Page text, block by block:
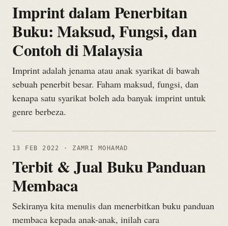
Imprint dalam Penerbitan
Buku: Maksud, Fungsi, dan
Contoh di Malaysia
Imprint adalah jenama atau anak syarikat di bawah
sebuah penerbit besar. Faham maksud, fungsi, dan
kenapa satu syarikat boleh ada banyak imprint untuk
genre berbeza.
13 FEB 2022 · ZAMRI MOHAMAD
Terbit & Jual Buku Panduan
Membaca
Sekiranya kita menulis dan menerbitkan buku panduan
membaca kepada anak-anak, inilah cara